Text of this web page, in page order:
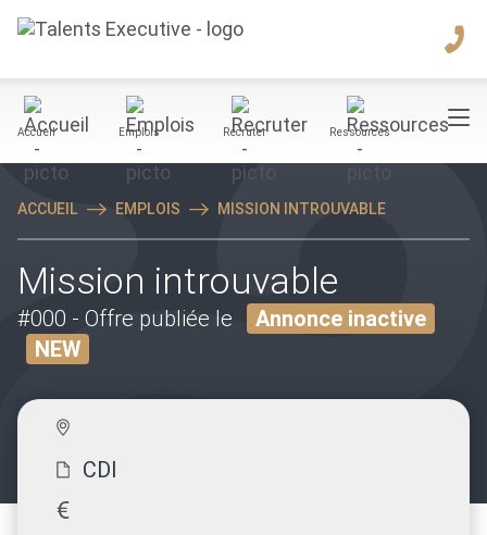
Accueil Emplois Recruter Ressources
ACCUEIL EMPLOIS MISSION INTROUVABLE
Mission introuvable
#000 - Offre publiée le
Annonce inactive
NEW
CDI